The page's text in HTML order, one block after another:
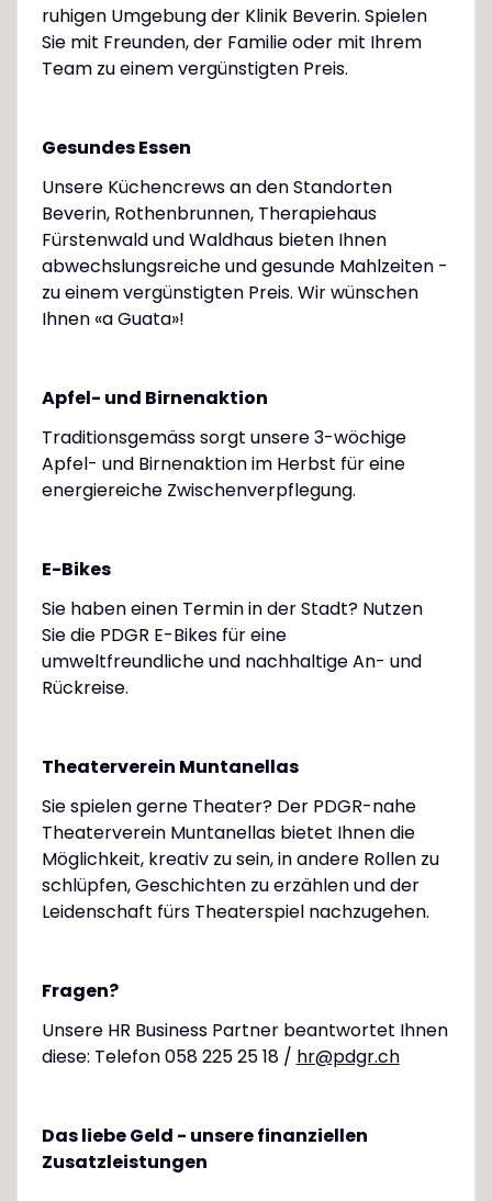
ruhigen Umgebung der Klinik Beverin. Spielen
Sie mit Freunden, der Familie oder mit Ihrem
Team zu einem vergünstigten Preis.
Gesundes Essen
Unsere Küchencrews an den Standorten
Beverin, Rothenbrunnen, Therapiehaus
Fürstenwald und Waldhaus bieten Ihnen
abwechslungsreiche und gesunde Mahlzeiten -
zu einem vergünstigten Preis. Wir wünschen
Ihnen «a Guata»!
Apfel- und Birnenaktion
Traditionsgemäss sorgt unsere 3-wöchige
Apfel- und Birnenaktion im Herbst für eine
energiereiche Zwischenverpflegung.
E-Bikes
Sie haben einen Termin in der Stadt? Nutzen
Sie die PDGR E-Bikes für eine
umweltfreundliche und nachhaltige An- und
Rückreise.
Theaterverein Muntanellas
Sie spielen gerne Theater? Der PDGR-nahe
Theaterverein Muntanellas bietet Ihnen die
Möglichkeit, kreativ zu sein, in andere Rollen zu
schlüpfen, Geschichten zu erzählen und der
Leidenschaft fürs Theaterspiel nachzugehen.
Fragen?
Unsere HR Business Partner beantwortet Ihnen
diese: Telefon 058 225 25 18 / hr@pdgr.ch
Das liebe Geld - unsere finanziellen
Zusatzleistungen